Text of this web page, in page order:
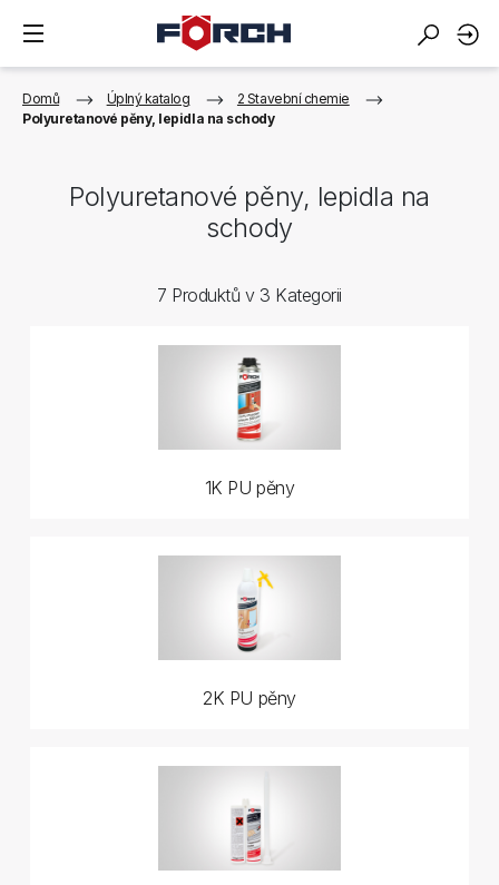
Domů Úplný katalog
2 Stavební chemie
Polyuretanové pěny, lepidla na schody
Polyuretanové pěny, lepidla na
schody
7 Produktů v 3 Kategorii
1K PU pěny
2K PU pěny